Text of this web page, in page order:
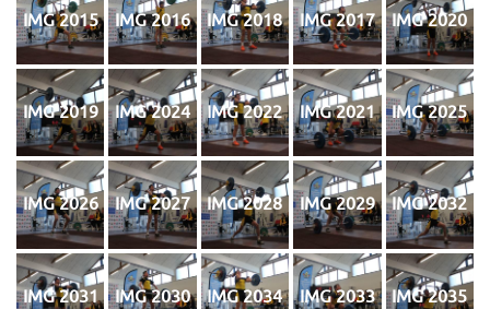
IMG 2015 IMG 2016 IMG 2018 IMG 2017 IMG 2020
IMG 2019 IMG 2024 IMG 2022 IMG 2021 IMG 2025
IMG 2026 IMG 2027 IMG 2028 IMG 2029 IMG 2032
IMG 2031 IMG 2030 IMG 2034 IMG 2033 IMG 2035